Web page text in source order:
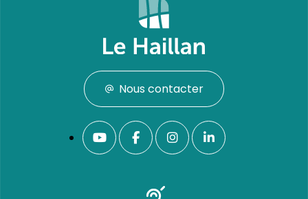
Nous contacter